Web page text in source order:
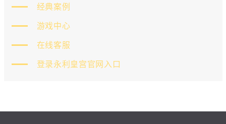
经典案例
游戏中心
在线客服
登录永利皇宫官网入口